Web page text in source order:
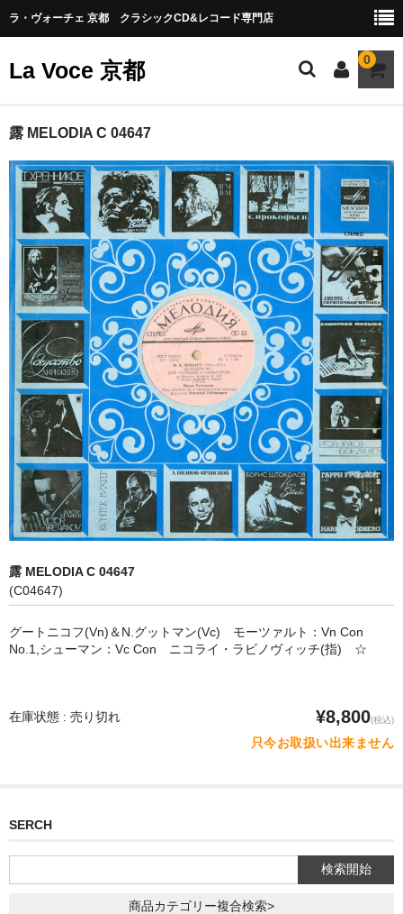
ラ・ヴォーチェ 京都 クラシックCD&レコード専門店
La Voce 京都 0
CATALOG LP
New arrival
交響曲・管弦楽曲
協奏曲
室内楽曲
器楽曲
声楽曲
合唱
オペラ
歌曲
古楽曲
PICK UP
露 MELODIA C 04647
露 MELODIA C 04647
(C04647)
グートニコフ(Vn)＆N.グットマン(Vc) モーツァルト：Vn Con
No.1,シューマン：Vc Con ニコライ・ラビノヴィッチ(指) ☆
在庫状態 : 売り切れ ¥8,800(税込)
只今お取扱い出来ません
SERCH
商品カテゴリー複合検索>